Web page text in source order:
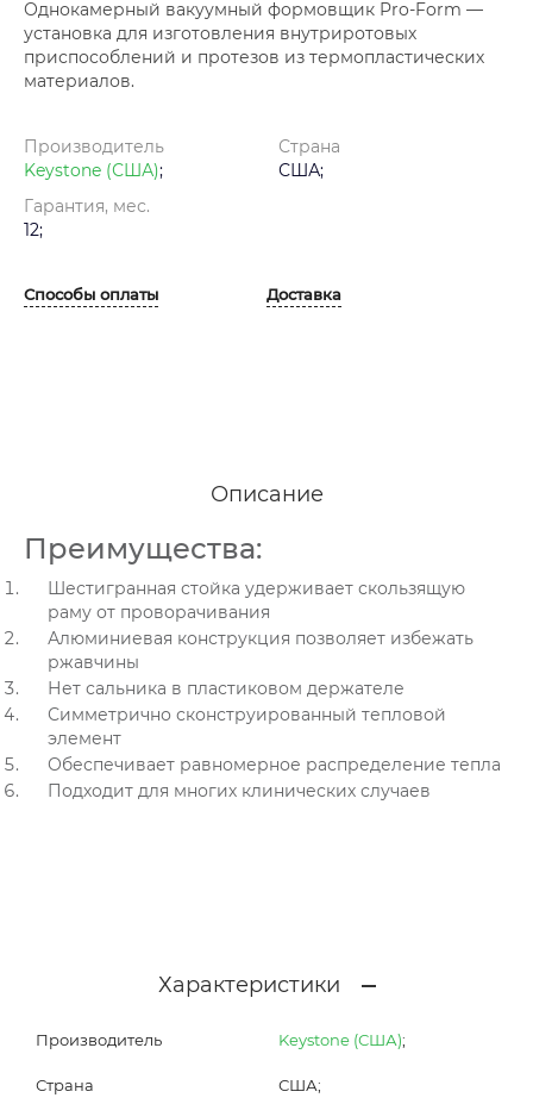
Однокамерный вакуумный формовщик Pro-Form —
установка для изготовления внутриротовых
приспособлений и протезов из термопластических
материалов.
Производитель
Keystone (США);
Страна
США;
Гарантия, мес.
12;
Способы оплаты Доставка
Описание
Преимущества:
Шестигранная стойка удерживает скользящую
раму от проворачивания
Алюминиевая конструкция позволяет избежать
ржавчины
Нет сальника в пластиковом держателе
Симметрично сконструированный тепловой
элемент
Обеспечивает равномерное распределение тепла
Подходит для многих клинических случаев
Характеристики
Производитель Keystone (США);
Страна США;